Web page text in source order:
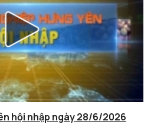
hội nhập ngày 28/6/2026